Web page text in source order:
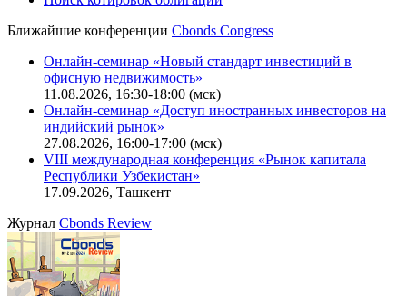
Поиск котировок облигаций
Ближайшие конференцииCbonds Congress
Онлайн-семинар «Новый стандарт инвестиций в
офисную недвижимость»
11.08.2026, 16:30-18:00 (мск)
Онлайн-семинар «Доступ иностранных инвесторов на
индийский рынок»
VIII международная конференция «Рынок капитала
Республики Узбекистан»
17.09.2026, Ташкент
ЖурналCbonds Review